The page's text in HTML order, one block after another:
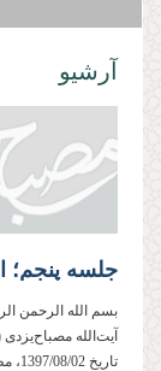
آرشیو
جلسه پنجم؛
بسم الله الرحمن
آیت‌الله
تاریخ 1397/08/02، مطابق با چهاردهم صفر1440 ایراد فرموده‌اند. باشد...